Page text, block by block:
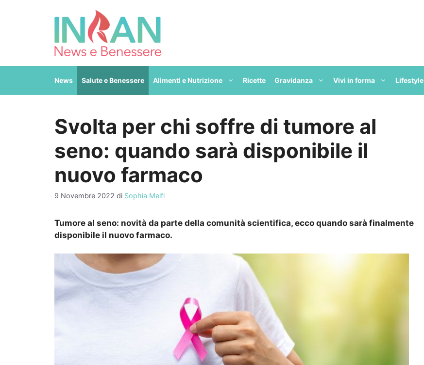
News Salute e Benessere Alimenti e Nutrizione Ricette Gravidanza Vivi in forma Lifestyle
Svolta per chi soffre di tumore al
seno: quando sarà disponibile il
nuovo farmaco
9 Novembre 2022 di Sophia Melfi
Tumore al seno: novità da parte della comunità scientifica, ecco quando sarà finalmente
disponibile il nuovo farmaco.